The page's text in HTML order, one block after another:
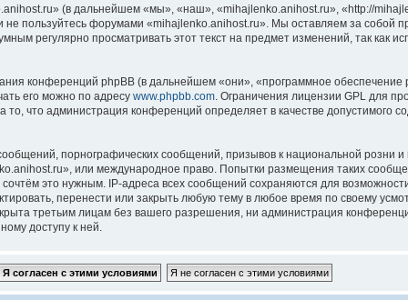
(в дальнейшем «мы», «наш», «mihajlenko.anihost.ru», «http://
пользуйтесь форумами «mihajlenko.anihost.ru». Мы оставляем за собой
регулярно просматривать этот текст на предмет изменений, так как
конференций phpBB (в дальнейшем «они», «программное обеспечение
его можно по адресу www.phpbb.com. Ограничения лицензии GPL для
что администрация конференций определяет в качестве допустимого
порнографических сообщений, призывов к национальной розни
или международное право. Попытки размещения таких
это нужным. IP-адреса всех сообщений сохраняются для
перенести или закрыть любую тему в любое время по своему
третьим лицам без вашего разрешения, ни администрация
доступу к ней.